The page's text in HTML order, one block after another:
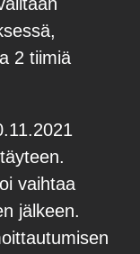
2 tiimiä
vaihtaa
jälkeen.